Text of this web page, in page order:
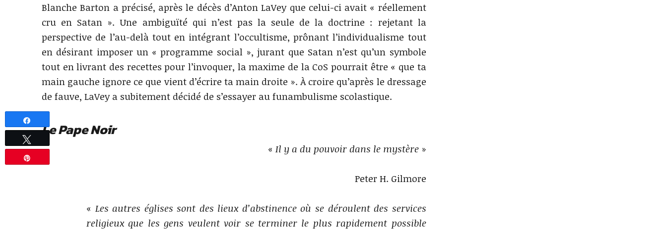
Blanche Barton a précisé, après le décès d’Anton LaVey que celui-ci avait « réellement
cru en Satan ». Une ambiguïté qui n’est pas la seule de la doctrine : rejetant la
perspective de l’au-delà tout en intégrant l’occultisme, prônant l’individualisme tout
en désirant imposer un « programme social », jurant que Satan n’est qu’un symbole
tout en livrant des recettes pour l’invoquer, la maxime de la CoS pourrait être « que ta
main gauche ignore ce que vient d’écrire ta main droite ». À croire qu’après le dressage
de fauve, LaVey a subitement décidé de s’essayer au funambulisme scolastique.
Le Pape Noir
« Il y a du pouvoir dans le mystère»
Peter H. Gilmore
« Les autres églises sont des lieux d’abstinence où se déroulent des services
religieux que les gens veulent voir se terminer le plus rapidement possible